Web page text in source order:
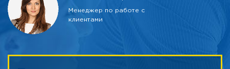
Менеджер по работе с
клиентами